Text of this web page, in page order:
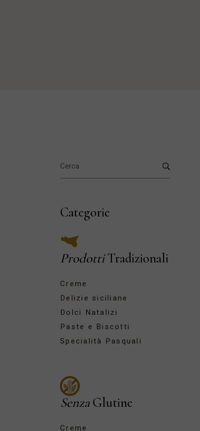
for:
Categorie
ProdottiTradizionali
Creme
Delizie siciliane
Dolci Natalizi
Paste e Biscotti
Specialità Pasquali
Senza Glutine
Creme